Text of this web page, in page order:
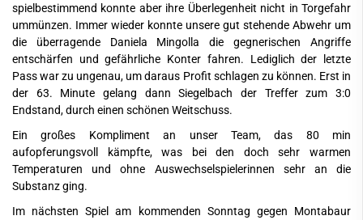
spielbestimmend konnte aber ihre Überlegenheit nicht in Torgefahr
ummünzen. Immer wieder konnte unsere gut stehende Abwehr um
die überragende Daniela Mingolla die gegnerischen Angriffe
entschärfen und gefährliche Konter fahren. Lediglich der letzte
Pass war zu ungenau, um daraus Profit schlagen zu können. Erst in
der 63. Minute gelang dann Siegelbach der Treffer zum 3:0
Endstand, durch einen schönen Weitschuss.
Ein großes Kompliment an unser Team, das 80 min
aufopferungsvoll kämpfte, was bei den doch sehr warmen
Temperaturen und ohne Auswechselspielerinnen sehr an die
Substanz ging.
Im nächsten Spiel am kommenden Sonntag gegen Montabaur